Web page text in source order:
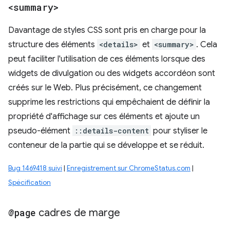
<summary>
Davantage de styles CSS sont pris en charge pour la
structure des éléments <details> et <summary> . Cela
peut faciliter l'utilisation de ces éléments lorsque des
widgets de divulgation ou des widgets accordéon sont
créés sur le Web. Plus précisément, ce changement
supprime les restrictions qui empêchaient de définir la
propriété d'affichage sur ces éléments et ajoute un
pseudo-élément ::details-content pour styliser le
conteneur de la partie qui se développe et se réduit.
Bug 1469418 suivi | Enregistrement sur ChromeStatus.com |
Spécification
@page cadres de marge